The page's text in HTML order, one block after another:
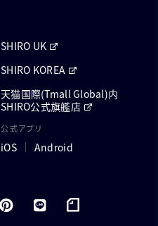
SHIRO UK
SHIRO KOREA
天猫国際(Tmall Global)内
SHIRO公式旗艦店
公式アプリ
iOS Android